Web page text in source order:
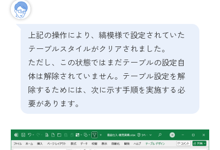
上記の操作により、縞模様で設定されていた
テーブルスタイルがクリアされました。
ただし、この状態ではまだテーブルの設定自
体は解除されていません。テーブル設定を解
除するためには、次に示す手順を実施する必
要があります。